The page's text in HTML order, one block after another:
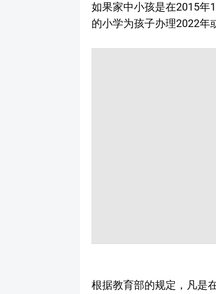
如果家中小孩是在2015年
的小学为孩子办理2022年
根据教育部的规定，凡是